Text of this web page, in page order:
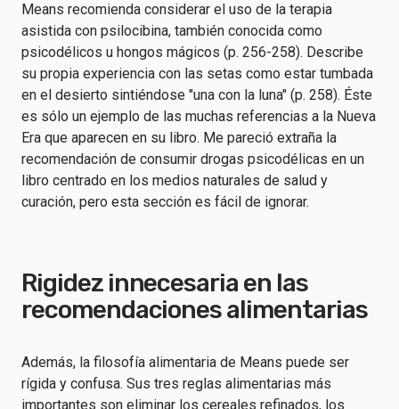
Means recomienda considerar el uso de la terapia
asistida con psilocibina, también conocida como
psicodélicos u hongos mágicos (p. 256-258). Describe
su propia experiencia con las setas como estar tumbada
en el desierto sintiéndose "una con la luna" (p. 258). Éste
es sólo un ejemplo de las muchas referencias a la Nueva
Era que aparecen en su libro. Me pareció extraña la
recomendación de consumir drogas psicodélicas en un
libro centrado en los medios naturales de salud y
curación, pero esta sección es fácil de ignorar.
Rigidez innecesaria en las
recomendaciones alimentarias
Además, la filosofía alimentaria de Means puede ser
rígida y confusa. Sus tres reglas alimentarias más
importantes son eliminar los cereales refinados, los